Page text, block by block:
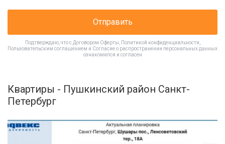
Отправить
Подтверждаю, что с Договором Оферты Политикой конфиденциальности
Пользовательским соглашением и Согласие о распространении персональных данных
ознакомился и согласен
Квартиры - Пушкинский район Санкт-
Петербург